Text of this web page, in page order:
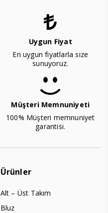
Uygun Fiyat
En uygun fiyatlarla size
sunuyoruz.
Müşteri Memnuniyeti
100% Müşteri memnuniyet
garantisi.
Ürünler
Alt – Üst Takım
Bluz